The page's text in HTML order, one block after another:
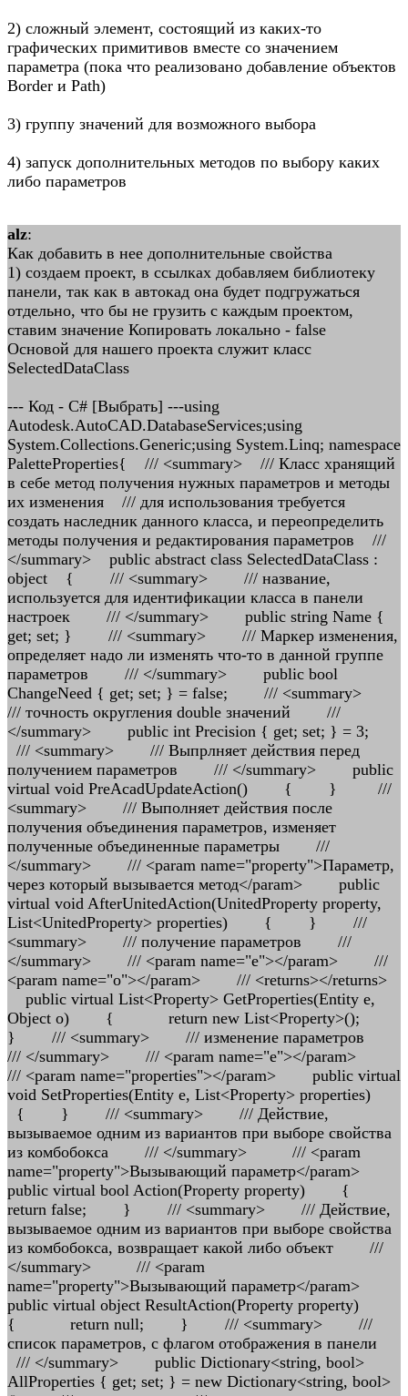
2) сложный элемент, состоящий из каких-то
графических примитивов вместе со значением
параметра (пока что реализовано добавление объектов
Border и Path)
3) группу значений для возможного выбора
4) запуск дополнительных методов по выбору каких
либо параметров
alz:
Как добавить в нее дополнительные свойства
1) создаем проект, в ссылках добавляем библиотеку
панели, так как в автокад она будет подгружаться
отдельно, что бы не грузить с каждым проектом,
ставим значение Копировать локально - false
Основой для нашего проекта служит класс
SelectedDataClass
--- Код - C# [Выбрать] ---using
Autodesk.AutoCAD.DatabaseServices;using
System.Collections.Generic;using System.Linq; namespace
PaletteProperties{ /// <summary> /// Класс хранящий
в себе метод получения нужных параметров и методы
их изменения /// для использования требуется
создать наследник данного класса, и переопределить
методы получения и редактирования параметров ///
</summary> public abstract class SelectedDataClass :
object { /// <summary> /// название,
используется для идентификации класса в панели
настроек /// </summary> public string Name {
get; set; } /// <summary> /// Маркер изменения,
определяет надо ли изменять что-то в данной группе
параметров /// </summary> public bool
ChangeNeed { get; set; } = false; /// <summary>
/// точность округления double значений ///
</summary> public int Preсision { get; set; } = 3;
/// <summary> /// Выпрлняет действия перед
получением параметров /// </summary> public
virtual void PreAcadUpdateAction() { } ///
<summary> /// Выполняет действия после
получения объединения параметров, изменяет
полученные объединенные параметры ///
</summary> /// <param name="property">Параметр,
через который вызывается метод</param> public
virtual void AfterUnitedAction(UnitedProperty property,
List<UnitedProperty> properties) { } ///
<summary> /// получение параметров ///
</summary> /// <param name="e"></param> ///
<param name="o"></param> /// <returns></returns>
public virtual List<Property> GetProperties(Entity e,
Object o) { return new List<Property>();
} /// <summary> /// изменение параметров
/// </summary> /// <param name="e"></param>
/// <param name="properties"></param> public virtual
void SetProperties(Entity e, List<Property> properties)
{ } /// <summary> /// Действие,
вызываемое одним из вариантов при выборе свойства
из комбобокса /// </summary> /// <param
name="property">Вызывающий параметр</param>
public virtual bool Action(Property property) {
return false; } /// <summary> /// Действие,
вызываемое одним из вариантов при выборе свойства
из комбобокса, возвращает какой либо объект ///
</summary> /// <param
name="property">Вызывающий параметр</param>
public virtual object ResultAction(Property property)
{ return null; } /// <summary> ///
список параметров, с флагом отображения в панели
/// </summary> public Dictionary<string, bool>
AllProperties { get; set; } = new Dictionary<string, bool>